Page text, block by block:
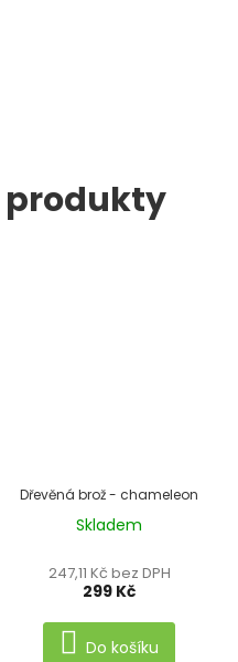
produkty
Dřevěná brož - chameleon
Průměrné
produktu
Skladem
247,11 Kč bez DPH
299 Kč
Do košíku